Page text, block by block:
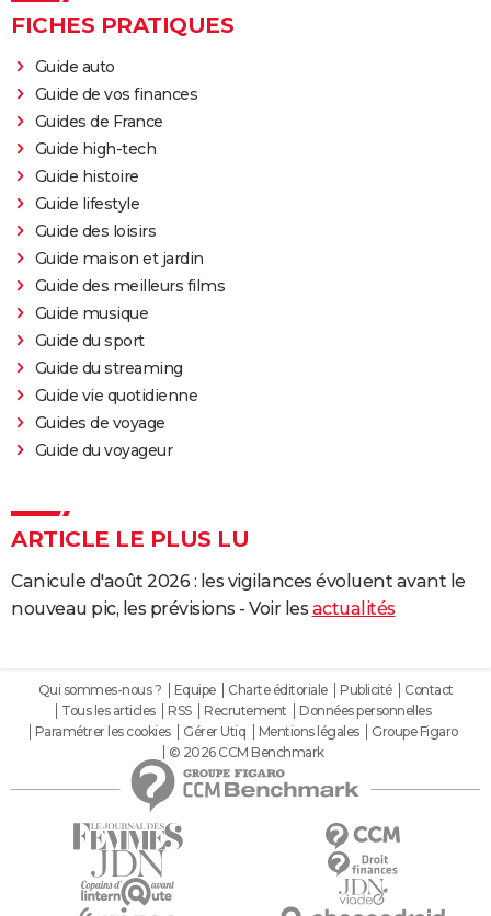
FICHES PRATIQUES
Guide auto
Guide de vos finances
Guides de France
Guide high-tech
Guide histoire
Guide lifestyle
Guide des loisirs
Guide maison et jardin
Guide des meilleurs films
Guide musique
Guide du sport
Guide du streaming
Guide vie quotidienne
Guides de voyage
Guide du voyageur
ARTICLE LE PLUS LU
Canicule d'août 2026 : les vigilances évoluent avant le
nouveau pic, les prévisions - Voir les actualités
Qui sommes-nous ? Equipe Charte éditoriale Publicité
Contact
Tous les articles
RSS Recrutement
Données personnelles
Paramétrer les cookies
Gérer Utiq Mentions légales
Groupe Figaro
© 2026 CCM Benchmark